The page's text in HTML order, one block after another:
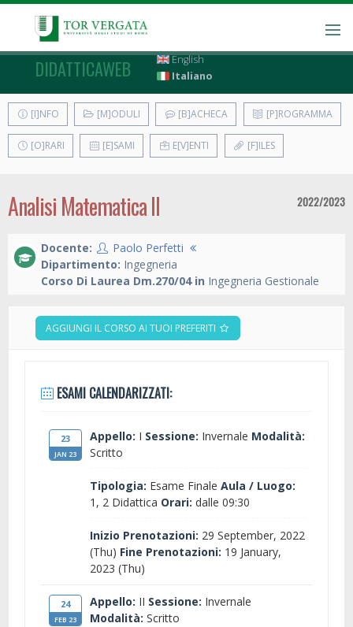
DIDATTICAWEB
English
Italiano
[I]NFO [M]ODULI [B]ACHECA [P]ROGRAMMA
[O]RARI [E]SAMI E[V]ENTI [F]ILES
Analisi Matematica II 2022/2023
Docente:
Paolo Perfetti
Dipartimento: Ingegneria
Corso Di Laurea Dm.270/04 in Ingegneria Gestionale
AGGIUNGI IL CORSO AI TUOI PREFERITI
ESAMI CALENDARIZZATI:
23
JAN 23
Appello: I Sessione: Invernale Modalità:
Scritto
Tipologia: Esame Finale Aula / Luogo:
1, 2 Didattica Orari: dalle 09:30
Inizio Prenotazioni: 29 September, 2022
(Thu) Fine Prenotazioni: 19 January,
2023 (Thu)
24
FEB 23
Appello: II Sessione: Invernale
Modalità: Scritto